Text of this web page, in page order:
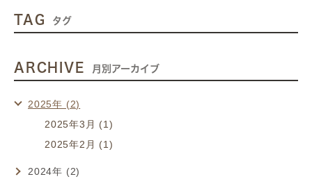
TAG タグ
ARCHIVE 月別アーカイブ
2025年 (2)
2025年3月 (1)
2025年2月 (1)
2024年 (2)